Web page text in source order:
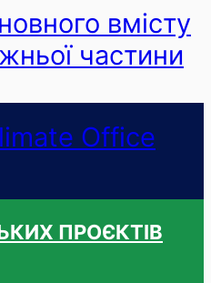
вмісту
частини
ПРОЄКТІВ